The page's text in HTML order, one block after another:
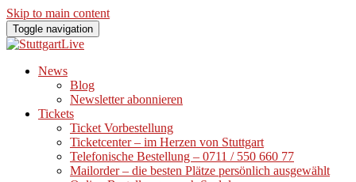
Skip to main content
Toggle navigation
News
Blog
Newsletter abonnieren
Tickets
Ticket Vorbestellung
Ticketcenter – im Herzen von Stuttgart
Telefonische Bestellung – 0711 / 550 660 77
Mailorder – die besten Plätze persönlich ausgewählt